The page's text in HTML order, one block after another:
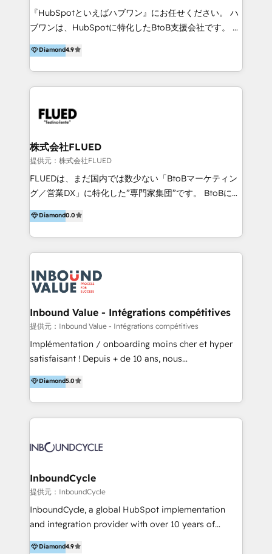
AS400, TeamSystem. HubSpot ci ha riconosciuto
come formatori ufficiali per l'adozione del CRM in
50% più alto tra i nostri clienti rispetto le altre
aziende. Lavoriamo con aziende B2B tra i 5 e i 35
massimizzare il ritorno sugli investimenti.
『HubSpotといえばハブワン』にお任せください。 ハ
ブワンは、HubSpotに特化したBtoB支援会社です。 ノ
ーコードCMS構築、CRM／MA／SFAの設計・運用、他
システムAPI連携・開発、営業定着支援、カスタマーサ
クセス体制の設計まで、ワンストップ完結できる支援体
制を整えています。 HubSpotの導入支援だけでなく、
ナリオ設計まで含めてご提案。「導入して終わり」では
と。それが、ハブワンのスタンスです。 また、
HubSpotはもちろん、ferret One、WordPress、
Movable Type（Power CMS）などの各種CMSを活用
し、延べ100社以上のBtoB企業のサイト制作経験をもと
ーコードテーマテンプレートを独自開発。 企業のさま
ざまな課題やニーズに対して「戦略、設計・デザイン、
『最適なハブ』になります。 ーーーーーーーーーーー
ーーーーーーーーーーーーーーーーーーー 【プロジェ
90分程度） -現状課題の抽出、現実的な目標の確認 -要
件整理、必要十分なHubSpot製品の組合せのご提案 -お
見積り提示・ご承認、スケジュール決定、プロジェクト
キックオフ -マーケティング戦略策定（KGI）、ウェブ
戦略・戦術の設計（KPI） -全体導線遷移設計、ビジュ
プレート構築（CMS Hub） -顧客ライフサイクルステ
義・構築（Marketing Hub） -営業パイプラインの定
（Salesforce,SanSan,freeeなどとのデータ連携） -テ
スト公開・ブラウザチェック -本番公開、操作レクチャ
ー・マニュアル作成 -運用支援開始 ーーーーーーーーー
ーーーーーーーーーーーーーーーーーーーーー まずは
ハブワンにお気軽にご相談ください。
Diamond4.9
株式会社FLUED
提供元：株式会社FLUED
FLUEDは、まだ国内では数少ない「BtoBマーケティン
グ／営業DX」に特化した”専門家集団”です。 BtoBに特
化し、WEB制作や広告運用などのオンライン施策か
ら、インサイドセールスや展示会などのオフライン施策
まで支援しています。 「経験豊富な”専門家集団”によ
るプロジェクト参加型の支援」で、戦略・企画などのコ
BPO・実務まで幅広いご支援が可能です。 また、2022
年に国内初のBtoB営業DXに関する書籍『業務効率化か
らはじめるBtoB営業DX BtoB営業もここまでデジタル
化できる! 」を出版いたしました。 HubSpotの導入／
活用支援以外にも、下記のようなサービスを提供してい
ます。 - ABMターゲット定義 / リスト作成 - カスタマ
着 - WEB / LP / BtoB-EC制作 - WEB広告(Google/FB
他)運用 - 記事コンテンツ / 動画制作 - インサイドセー
織構築
Diamond0.0
Inbound Value - Intégrations compétitives
提供元：Inbound Value - Intégrations compétitives
Implémentation / onboarding moins cher et hyper
satisfaisant ! Depuis + de 10 ans, nous
accompagnons des entreprises dans
l’automatisation de leur croissance digitale via
HubSpot avec une approche compétitive. Nous
aidons nos clients à générer plus de RDV en
sommes une agence d’Inbound marketing et sales à
Diamond5.0
InboundCycle
提供元：InboundCycle
InboundCycle, a global HubSpot implementation
and integration provider with over 10 years of
experience, serves businesses in diverse industries.
Diamond4.9